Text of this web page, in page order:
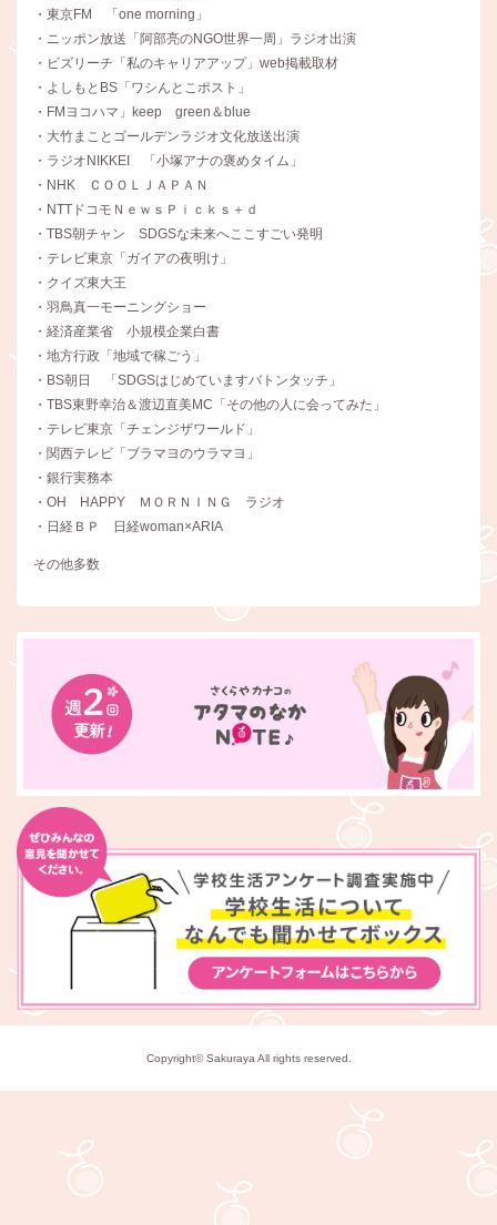
・東京FM 「one morning」
・ニッポン放送「阿部亮のNGO世界一周」ラジオ出演
・ビズリーチ「私のキャリアアップ」web掲載取材
・よしもとBS「ワシんとこポスト」
・FMヨコハマ」keep green＆blue
・大竹まことゴールデンラジオ文化放送出演
・ラジオNIKKEI 「小塚アナの褒めタイム」
・NHK ＣＯＯＬＪＡＰＡＮ
・NTTドコモＮｅｗｓＰｉｃｋｓ＋ｄ
・TBS朝チャン SDGSな未来へここすごい発明
・テレビ東京「ガイアの夜明け」
・クイズ東大王
・羽鳥真一モーニングショー
・経済産業省 小規模企業白書
・地方行政「地域で稼ごう」
・BS朝日 「SDGSはじめていますバトンタッチ」
・TBS東野幸治＆渡辺直美MC「その他の人に会ってみた」
・テレビ東京「チェンジザワールド」
・関西テレビ「ブラマヨのウラマヨ」
・銀行実務本
・OH HAPPY ＭＯＲＮＩＮＧ ラジオ
・日経ＢＰ 日経woman×ARIA
その他多数
Copyright© Sakuraya All rights reserved.